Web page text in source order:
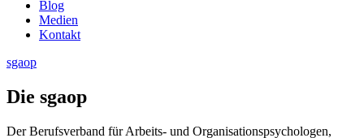
Blog
Medien
Kontakt
sgaop
Die sgaop
Der Berufsverband für Arbeits- und Organisations­psycho­logen,